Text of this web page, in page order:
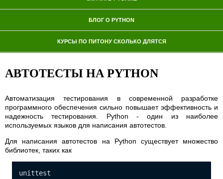
БЛОГ О PYTHON
КУРСЫ ПО ПИТОНУ СКОЛЬКО ДЛЯТСЯ
АВТОТЕСТЫ НА PYTHON
Автоматизация тестирования в современной разработке
программного обеспечения сильно повышает эффективность и
надежность тестирования. Python - один из наиболее
используемых языков для написания автотестов.
Для написания автотестов на Python существует множество
библиотек, таких как
unittest